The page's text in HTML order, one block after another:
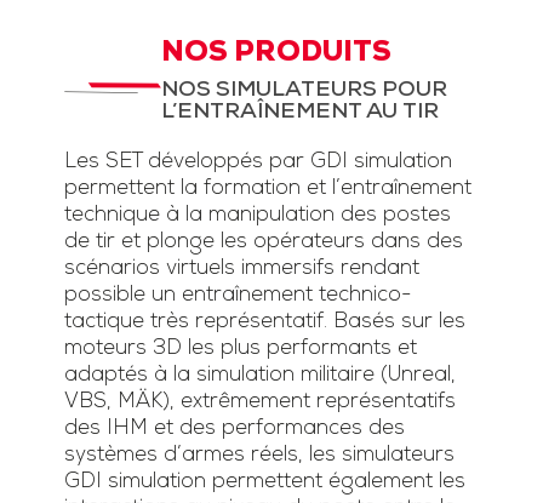
NOS PRODUITS
NOS SIMULATEURS POUR
L’ENTRAÎNEMENT AU TIR
Les SET développés par GDI simulation
permettent la formation et l’entraînement
technique à la manipulation des postes
de tir et plonge les opérateurs dans des
scénarios virtuels immersifs rendant
possible un entraînement technico-
tactique très représentatif. Basés sur les
moteurs 3D les plus performants et
adaptés à la simulation militaire (Unreal,
VBS, MÄK), extrêmement représentatifs
des IHM et des performances des
systèmes d’armes réels, les simulateurs
GDI simulation permettent également les